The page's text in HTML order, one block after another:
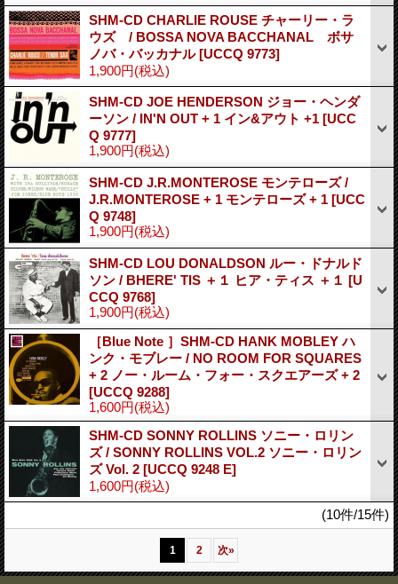
SHM-CD CHARLIE ROUSE チャーリー・ラ
ウズ / BOSSA NOVA BACCHANAL ボサ
ノバ・バッカナル[UCCQ 9773]
1,900円(税込)
SHM-CD JOE HENDERSON ジョー・ヘンダ
ーソン / IN'N OUT + 1 イン&アウト +1 [UCC
Q 9777]
1,900円(税込)
SHM-CD J.R.MONTEROSE モンテローズ /
J.R.MONTEROSE + 1 モンテローズ + 1 [UCC
Q 9748]
1,900円(税込)
SHM-CD LOU DONALDSON ルー・ドナルド
ソン / BHERE' TIS ＋１ ヒア・ティス ＋１ [U
CCQ 9768]
1,900円(税込)
［Blue Note ］SHM-CD HANK MOBLEY ハ
ンク・モブレー / NO ROOM FOR SQUARES
+ 2 ノー・ルーム・フォー・スクエアーズ + 2
[UCCQ 9288]
1,600円(税込)
SHM-CD SONNY ROLLINS ソニー・ロリン
ズ / SONNY ROLLINS VOL.2 ソニー・ロリン
ズ Vol. 2 [UCCQ 9248 E]
1,600円(税込)
(10件/15件)
1 2 次»